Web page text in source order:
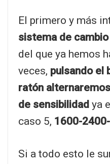
El primero y más
sistema de
del que ya hemos
veces, pulsando el
ratón
de sensibilidad ya
caso 5, 1600-
Si a todo esto le